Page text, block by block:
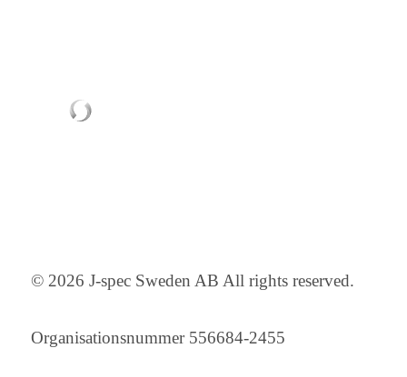
© 2026 J-spec Sweden AB All rights reserved.
Organisationsnummer 556684-2455